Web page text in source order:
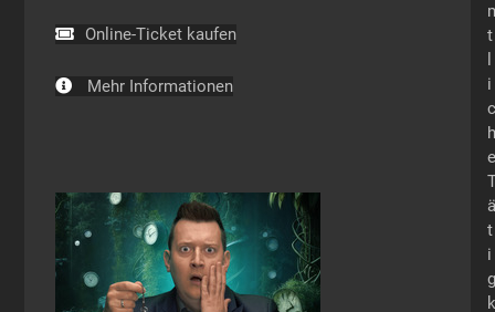
Online-Ticket kaufen
Mehr Informationen
t
i
c
h
e
ä
t
i
g
k